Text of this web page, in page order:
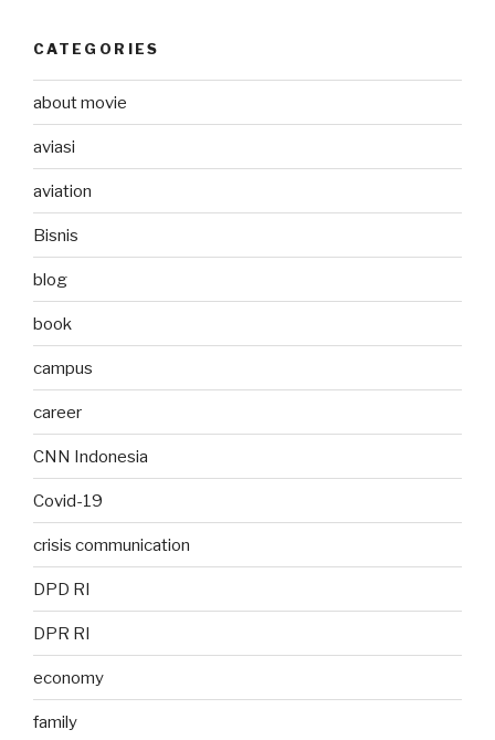
CATEGORIES
about movie
aviasi
aviation
Bisnis
blog
book
campus
career
CNN Indonesia
Covid-19
crisis communication
DPD RI
DPR RI
economy
family